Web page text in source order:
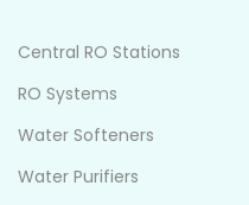
Central RO Stations
RO Systems
Water Softeners
Water Purifiers